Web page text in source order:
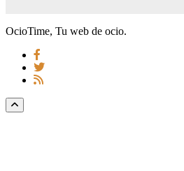
OcioTime, Tu web de ocio.